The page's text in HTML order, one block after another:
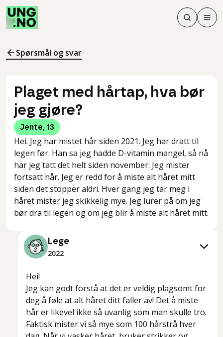
Søk
Søk
Meny
Spørsmål og svar
Plaget med hårtap, hva bør
jeg gjøre?
Jente, 13
Hei. Jeg har mistet hår siden 2021. Jeg har dratt til
legen før. Han sa jeg hadde D-vitamin mangel, så nå
har jeg tatt det helt siden november. Jeg mister
fortsatt hår. Jeg er redd for å miste alt håret mitt
siden det stopper aldri. Hver gang jeg tar meg i
håret mister jeg skikkelig mye. Jeg lurer på om jeg
bør dra til legen og om jeg blir å miste alt håret mitt.
Lege
2022
Hei!
Jeg kan godt forstå at det er veldig plagsomt for
deg å føle at alt håret ditt faller av! Det å miste
hår er likevel ikke så uvanlig som man skulle tro.
Faktisk mister vi så mye som 100 hårstrå hver